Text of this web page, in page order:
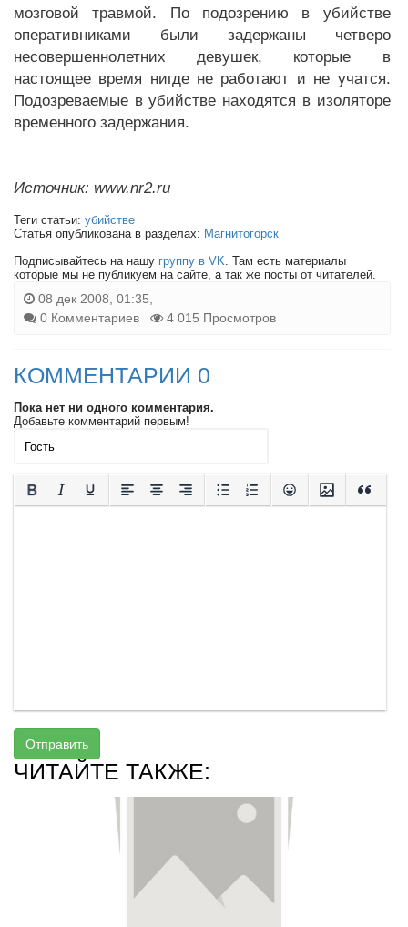
мозговой травмой. По подозрению в убийстве
оперативниками были задержаны четверо
несовершеннолетних девушек, которые в
настоящее время нигде не работают и не учатся.
Подозреваемые в убийстве находятся в изоляторе
временного задержания.
Источник: www.nr2.ru
Теги статьи: убийстве
Статья опубликована в разделах: Магнитогорск
Подписывайтесь на нашу группу в VK. Там есть материалы
которые мы не публикуем на сайте, а так же посты от читателей.
08 дек 2008, 01:35,
0 Комментариев
4 015 Просмотров
КОММЕНТАРИИ 0
Пока нет ни одного комментария.
Добавьте комментарий первым!
Отправить
ЧИТАЙТЕ ТАКЖЕ: